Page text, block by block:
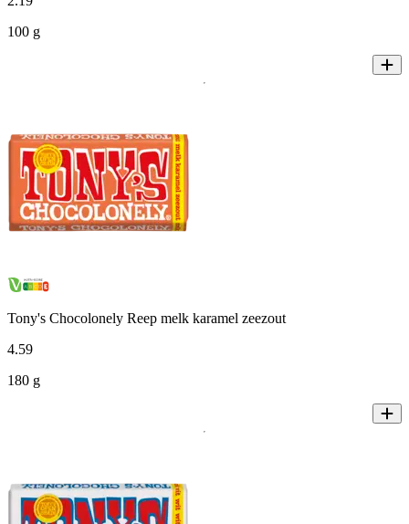
100 g
Tony's Chocolonely Reep melk karamel zeezout
4.59
180 g